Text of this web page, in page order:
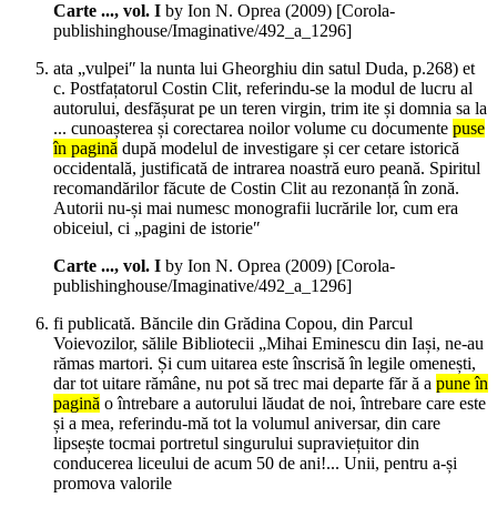
Carte ..., vol. I by Ion N. Oprea (2009) [Corola-
publishinghouse/Imaginative/492_a_1296]
ata „vulpeiʺ la nunta lui Gheorghiu din satul Duda, p.268) et
c. Postfațatorul Costin Clit, referindu-se la modul de lucru al
autorului, desfășurat pe un teren virgin, trim ite și domnia sa la
... cunoașterea și corectarea noilor volume cu documente puse
în pagină după modelul de investigare și cer cetare istorică
occidentală, justificată de intrarea noastră euro peană. Spiritul
recomandărilor făcute de Costin Clit au rezonanță în zonă.
Autorii nu-și mai numesc monografii lucrările lor, cum era
obiceiul, ci „pagini de istorieʺ
Carte ..., vol. I by Ion N. Oprea (2009) [Corola-
publishinghouse/Imaginative/492_a_1296]
fi publicată. Băncile din Grădina Copou, din Parcul
Voievozilor, sălile Bibliotecii „Mihai Eminescu din Iași, ne-au
rămas martori. Și cum uitarea este înscrisă în legile omenești,
dar tot uitare rămâne, nu pot să trec mai departe făr ă a pune în
pagină o întrebare a autorului lăudat de noi, întrebare care este
și a mea, referindu-mă tot la volumul aniversar, din care
lipsește tocmai portretul singurului supraviețuitor din
conducerea liceului de acum 50 de ani!... Unii, pentru a-și
promova valorile